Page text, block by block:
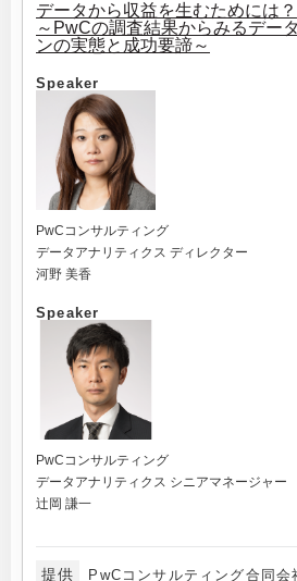
データから収益を生むためには？
～PwCの調査結果からみるデー
ンの実態と成功要諦～
Speaker
PwCコンサルティング
データアナリティクス ディレクター
河野 美香
Speaker
PwCコンサルティング
データアナリティクス シニアマネージャー
辻岡 謙一
提供 PwCコンサルティング合同会